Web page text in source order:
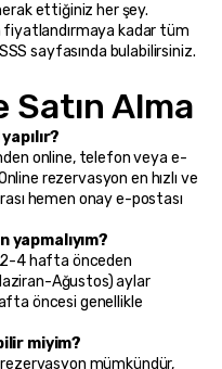
ettiğiniz her şey.
kadar tüm
SSS sayfasında bulabilirsiniz.
Satın Alma
online, telefon veya e-
rezervasyon en hızlı ve
hemen onay e-postası
2-4 hafta önceden
Ağustos) aylar
öncesi genellikle
miyim?
mümkündür,